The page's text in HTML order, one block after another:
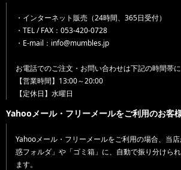
・インターネット販売（24時間、365日受付）
・TEL / FAX：053-420-0728
・E-mail：info@mumbles.jp
お電話でのご注文・お問い合わせは下記の時間帯に
【営業時間】13:00～20:00
【定休日】水曜日
Yahooメール・フリーメールをご利用のお客
Yahooメール・フリーメールをご利用の場合、当
惑フォルダ」や「ゴミ箱」に、自動で振り分けら
ます。